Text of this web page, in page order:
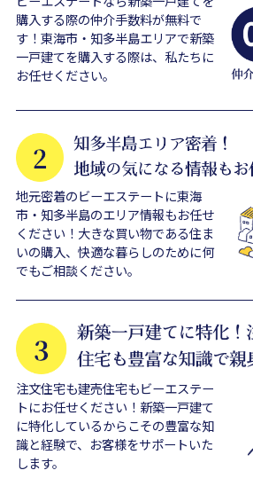
購入する際の仲介手数料が無料で
す！東海市・知多半島エリアで新築
一戸建てを購入する際は、私たちに
お任せください。
地元密着のビーエステートに東海
市・知多半島のエリア情報もお任せ
ください！大きな買い物である住ま
いの購入、快適な暮らしのために何
でもご相談ください。
注文住宅も建売住宅もビーエステー
トにお任せください！新築一戸建て
に特化しているからこその豊富な知
識と経験で、お客様をサポートいた
します。